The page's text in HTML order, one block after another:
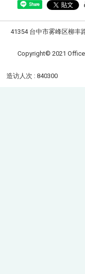
Share
41354 台中市雾峰区柳丰
Copyright© 2021
造访人次 : 840300